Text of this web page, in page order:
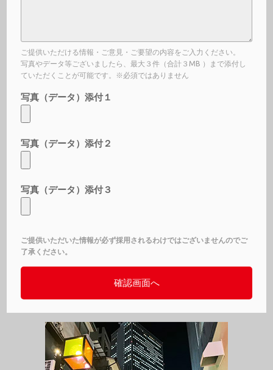
ご提供いただける情報・ご意見・ご要望の内容をご入力ください。
写真やデータ等ございましたら、最大３件（合計３MB ）まで添付し
ていただくことが可能です。※必須ではありません
写真（データ）添付１
写真（データ）添付２
写真（データ）添付３
ご提供いただいた情報が必ず採用されるわけではございませんのでご
了承ください。